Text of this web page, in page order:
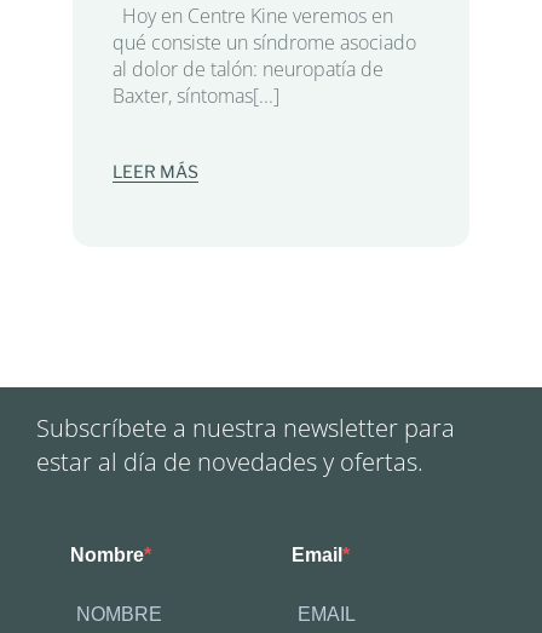
Hoy en Centre Kine veremos en
qué consiste un síndrome asociado
al dolor de talón: neuropatía de
Baxter, síntomas[...]
LEER MÁS
Subscríbete a nuestra newsletter para
estar al día de novedades y ofertas.
Nombre Email